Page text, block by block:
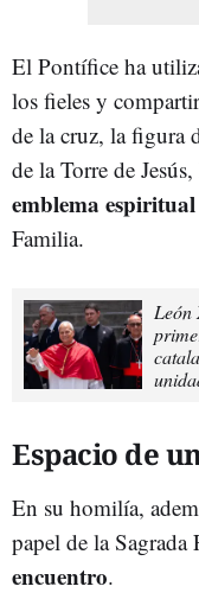
El Pontífice ha
los fieles y
de la cruz, la figura
de la Torre de
emblema espiritual
Familia.
León
Espacio de
En su homilía,
papel de la
encuentro.